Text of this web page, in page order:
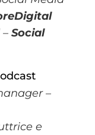
Social
–
e